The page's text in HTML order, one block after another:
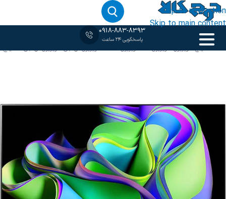
Skip to navigation
Skip to main content
0918-883-8393
پاسخگویی 24 ساعت
خانه‹65 اینچ /تلویزیون/تلویزیون 4K /تلویزیون OLED /تلویزیون ال جی/تلویزیون ال جی 65 اینچ